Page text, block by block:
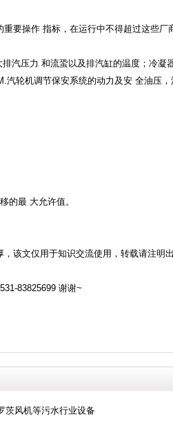
要操作 指标，在运行中不得超过这些厂
汽压力 和流蛩以及排汽缸的温度；冷凝
轮机调节保安系统的动力及安 全油压
的最 大允许值。
该文仅用于知识交流使用，转载请注明
83825699 谢谢~
茨风机等污水行业设备